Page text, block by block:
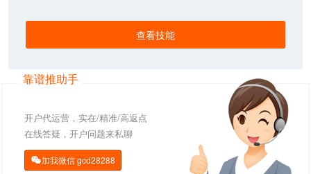
查看技能
靠谱推助手
开户代运营，实在/精准/高返点
在线答疑，开户问题来私聊
加我微信gcd28288